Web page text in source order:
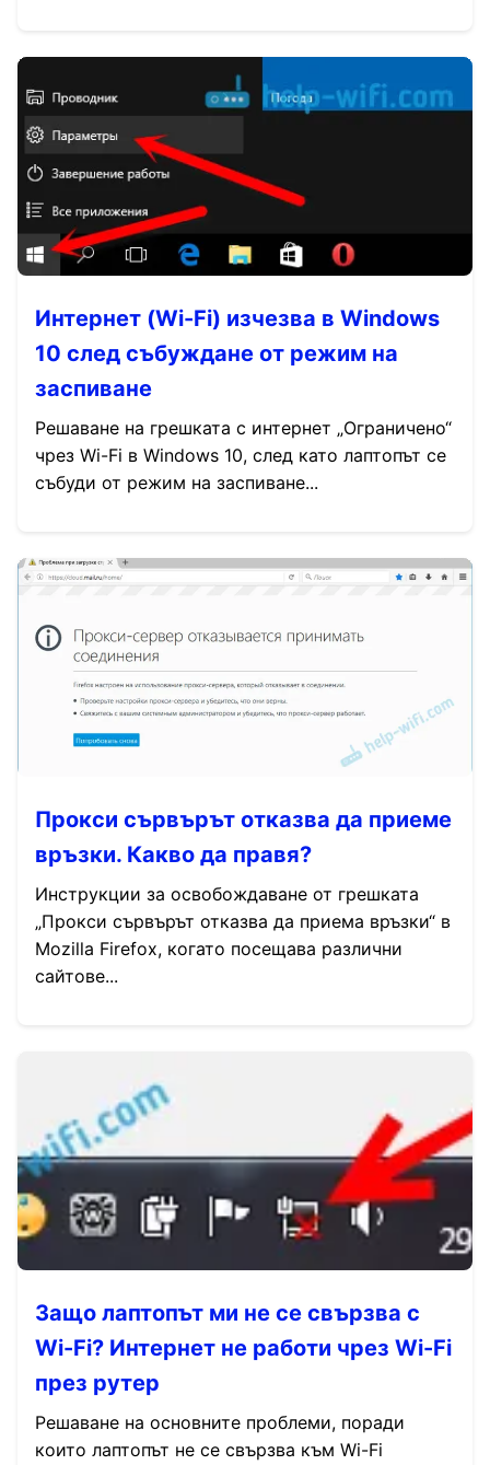
Интернет (Wi-Fi) изчезва в Windows
10 след събуждане от режим на
заспиване
Решаване на грешката с интернет „Ограничено“
чрез Wi-Fi в Windows 10, след като лаптопът се
събуди от режим на заспиване...
Прокси сървърът отказва да приеме
връзки. Какво да правя?
Инструкции за освобождаване от грешката
„Прокси сървърът отказва да приема връзки“ в
Mozilla Firefox, когато посещава различни
сайтове...
Защо лаптопът ми не се свързва с
Wi-Fi? Интернет не работи чрез Wi-Fi
през рутер
Решаване на основните проблеми, поради
които лаптопът не се свързва към Wi-Fi